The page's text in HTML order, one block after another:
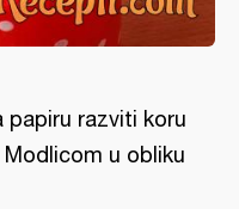
papiru razviti koru
u obliku